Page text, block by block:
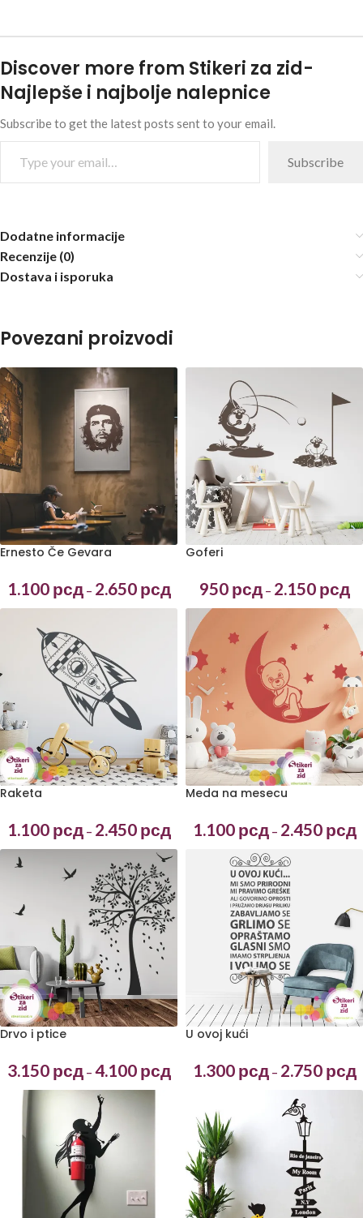
Discover more from Stikeri za zid-
Najlepše i najbolje nalepnice
Subscribe to get the latest posts sent to your email.
Subscribe
Dodatne informacije
Recenzije (0)
Dostava i isporuka
Povezani proizvodi
Ernesto Če Gevara
1.100 рсд – 2.650 рсд
Goferi
950 рсд – 2.150 рсд
Raketa
1.100 рсд – 2.450 рсд
Meda na mesecu
1.100 рсд – 2.450 рсд
Drvo i ptice
3.150 рсд – 4.100 рсд
U ovoj kući
1.300 рсд – 2.750 рсд